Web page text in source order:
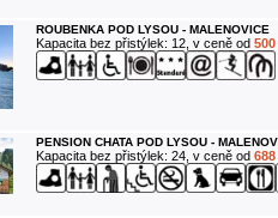
ROUBENKA POD LYSOU - MALENOVICE
Kapacita bez přistýlek: 12, v ceně od
PENSION CHATA POD LYSOU -
Kapacita bez přistýlek: 24, v ceně od